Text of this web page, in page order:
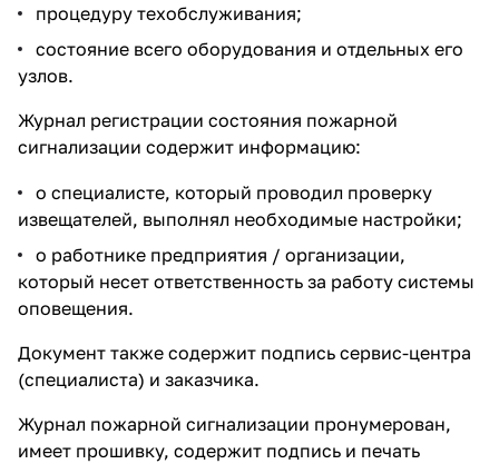
процедуру техобслуживания;
состояние всего оборудования и отдельных его
узлов.
Журнал регистрации состояния пожарной
сигнализации содержит информацию:
о специалисте, который проводил проверку
извещателей, выполнял необходимые настройки;
о работнике предприятия / организации,
который несет ответственность за работу системы
оповещения.
Документ также содержит подпись сервис-центра
(специалиста) и заказчика.
Журнал пожарной сигнализации пронумерован,
имеет прошивку, содержит подпись и печать